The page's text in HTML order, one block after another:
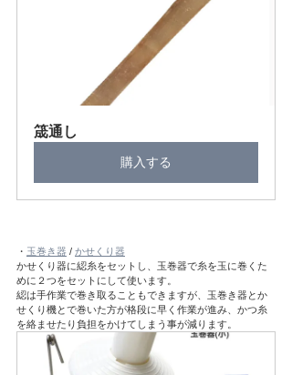
筬通し
購入する
・ 玉巻き器 / かせくり器
かせくり器に綛糸をセットし、玉巻器で糸を玉に巻くた
めに２つをセットにして使います。
綛は手作業で巻き取ることもできますが、玉巻き器とか
せくり機とで巻いた方が格段に早く作業が進み、かつ糸
を絡ませたり負担をかけてしまう事が減ります。